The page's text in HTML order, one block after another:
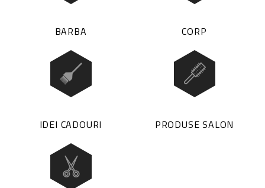
BARBA CORP
IDEI CADOURI PRODUSE SALON